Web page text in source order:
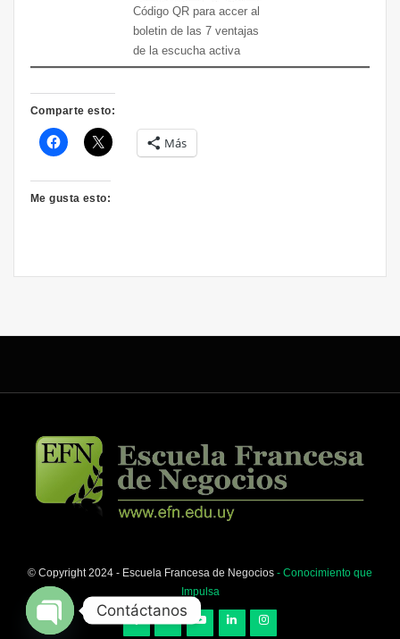
Código QR para accer al
boletin de las 7 ventajas
de la escucha activa
Comparte esto:
Más
Me gusta esto:
© Copyright 2024 - Escuela Francesa de Negocios - Conocimiento que
Impulsa
Contáctanos